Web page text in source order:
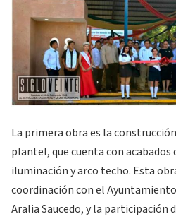
La primera obra es la
plantel, que cuenta con
iluminación y arco techo. Esta
coordinación con el Ayuntamiento
Aralia Saucedo, y la participación